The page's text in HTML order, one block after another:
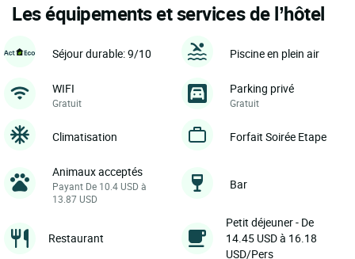
Les équipements et services de l’hôtel
Séjour durable: 9/10 Piscine en plein air
WIFI
Gratuit
Parking privé
Gratuit
Climatisation Forfait Soirée Etape
Animaux acceptés
Payant De 10.4 USD à
13.87 USD
Bar
Restaurant
Petit déjeuner - De
14.45 USD à 16.18
USD/Pers